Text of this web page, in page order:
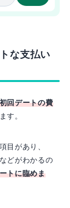
な支払い
初回デートの費
す。
目があり、
どがわかるの
トに臨めま